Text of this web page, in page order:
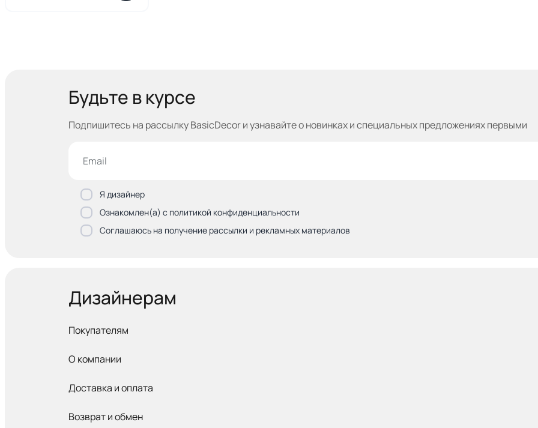
Будьте в курсе
Подпишитесь на рассылку BasicDecor и узнавайтео новинках и специальных предложениях первыми
Я дизайнер
Ознакомлен(а) с политикой конфиденциальности
Соглашаюсь на получение рассылки и рекламных материалов
Дизайнерам
Покупателям
О компании
Доставка и оплата
Возврат и обмен